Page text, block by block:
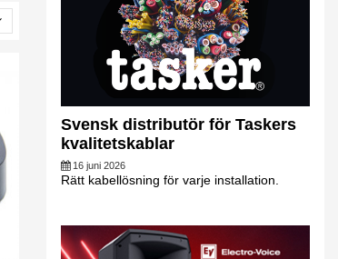
Svensk distributör för Taskers
kvalitetskablar
16 juni 2026
Rätt kabellösning för varje installation.